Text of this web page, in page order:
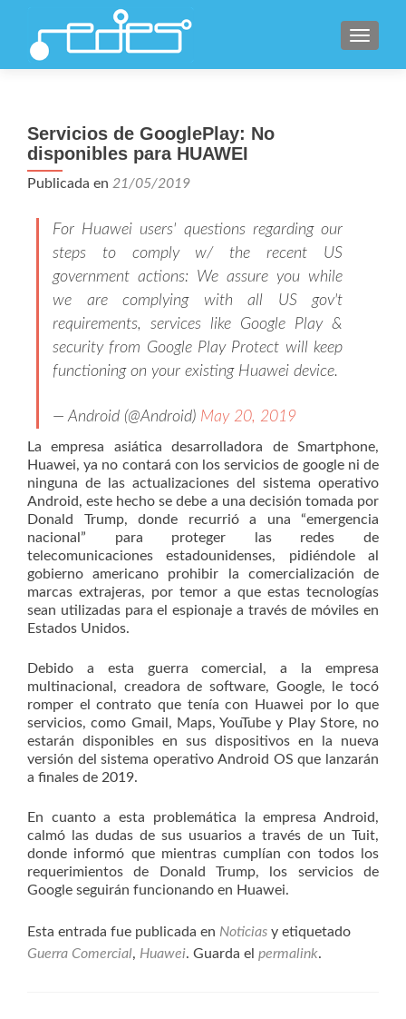
Servicios de GooglePlay: No
disponibles para HUAWEI
Publicada en 21/05/2019
For Huawei users' questions regarding our
steps to comply w/ the recent US
government actions: We assure you while
we are complying with all US gov't
requirements, services like Google Play &
security from Google Play Protect will keep
functioning on your existing Huawei device.
— Android (@Android) May 20, 2019
La empresa asiática desarrolladora de Smartphone,
Huawei, ya no contará con los servicios de google ni de
ninguna de las actualizaciones del sistema operativo
Android, este hecho se debe a una decisión tomada por
Donald Trump, donde recurrió a una “emergencia
nacional” para proteger las redes de
telecomunicaciones estadounidenses, pidiéndole al
gobierno americano prohibir la comercialización de
marcas extrajeras, por temor a que estas tecnologías
sean utilizadas para el espionaje a través de móviles en
Estados Unidos.
Debido a esta guerra comercial, a la empresa
multinacional, creadora de software, Google, le tocó
romper el contrato que tenía con Huawei por lo que
servicios, como Gmail, Maps, YouTube y Play Store, no
estarán disponibles en sus dispositivos en la nueva
versión del sistema operativo Android OS que lanzarán
a finales de 2019.
En cuanto a esta problemática la empresa Android,
calmó las dudas de sus usuarios a través de un Tuit,
donde informó que mientras cumplían con todos los
requerimientos de Donald Trump, los servicios de
Google seguirán funcionando en Huawei.
Esta entrada fue publicada en Noticias y etiquetado
Guerra Comercial, Huawei. Guarda el permalink.